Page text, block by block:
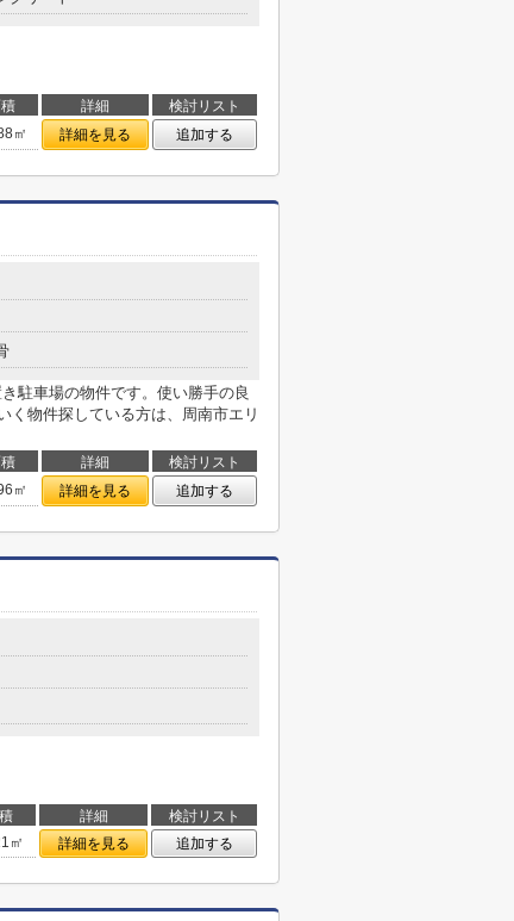
詳細
検討リスト
㎡ 詳細を見る 追加する
駐車場の物件です。使い勝手の良
く物件探している方は、周南市エリ
詳細
検討リスト
㎡ 詳細を見る 追加する
詳細
検討リスト
㎡ 詳細を見る 追加する